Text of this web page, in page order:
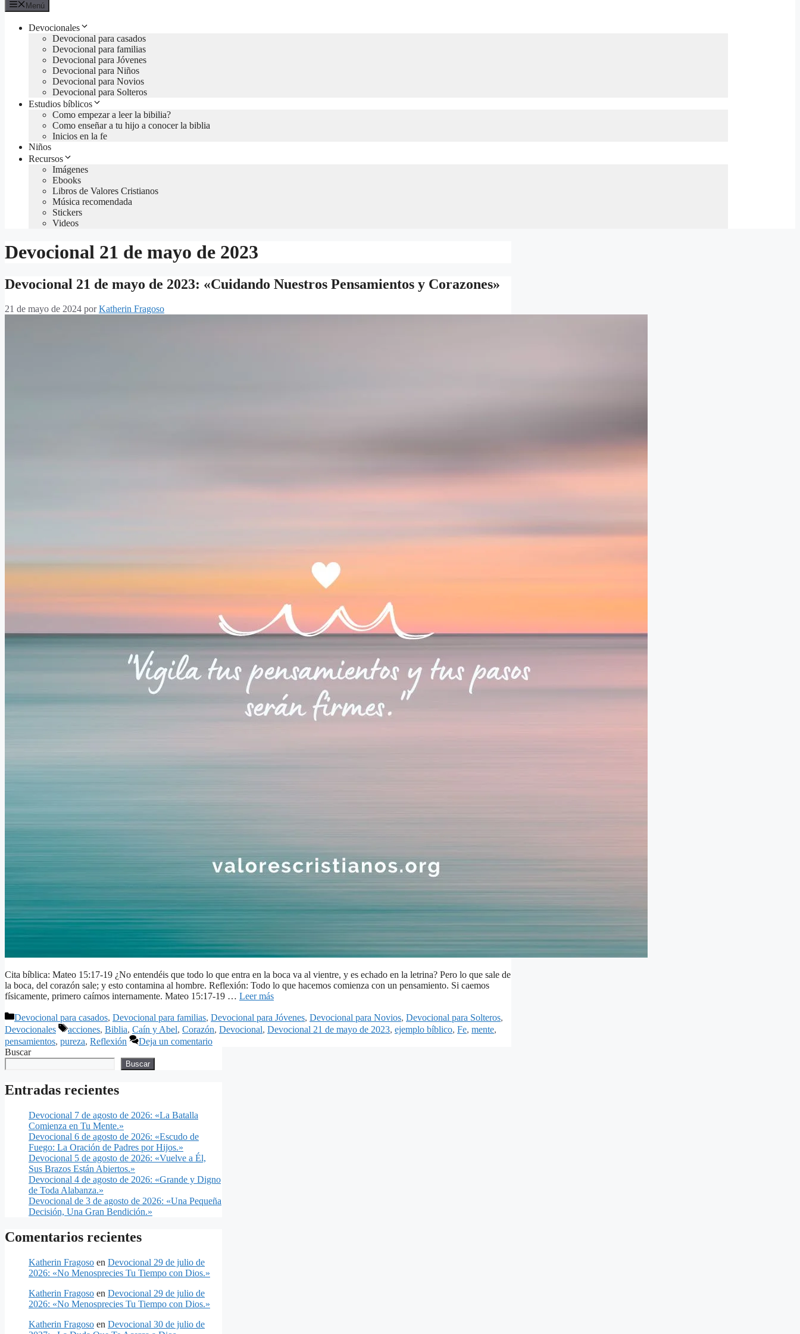
Menú
Devocionales
Devocional para casados
Devocional para familias
Devocional para Jóvenes
Devocional para Niños
Devocional para Novios
Devocional para Solteros
Estudios bíblicos
Como empezar a leer la bibilia?
Como enseñar a tu hijo a conocer la biblia
Inicios en la fe
Niños
Recursos
Imágenes
Ebooks
Libros de Valores Cristianos
Música recomendada
Stickers
Videos
Devocional 21 de mayo de 2023
Devocional 21 de mayo de 2023: «Cuidando Nuestros Pensamientos y Corazones»
21 de mayo de 2024 porKatherin Fragoso
Cita bíblica: Mateo 15:17-19 ¿No entendéis que todo lo que entra en la boca va al vientre, y es echado en la letrina? Pero lo que sale de
la boca, del corazón sale; y esto contamina al hombre. Reflexión: Todo lo que hacemos comienza con un pensamiento. Si caemos
físicamente, primero caímos internamente. Mateo 15:17-19 … Leer más
Categorías
Devocional para casados, Devocional para familias, Devocional para Jóvenes, Devocional para Novios, Devocional para Solteros,
Devocionales
Etiquetas
acciones, Biblia, Caín y Abel, Corazón, Devocional, Devocional 21 de mayo de 2023, ejemplo bíblico, Fe, mente,
pensamientos, pureza, Reflexión
Deja un comentario
Buscar
Buscar
Entradas recientes
Devocional 7 de agosto de 2026: «La Batalla
Comienza en Tu Mente.»
Devocional 6 de agosto de 2026: «Escudo de
Fuego: La Oración de Padres por Hijos.»
Devocional 5 de agosto de 2026: «Vuelve a Él,
Sus Brazos Están Abiertos.»
Devocional 4 de agosto de 2026: «Grande y Digno
de Toda Alabanza.»
Devocional de 3 de agosto de 2026: «Una Pequeña
Decisión, Una Gran Bendición.»
Comentarios recientes
Katherin Fragoso en Devocional 29 de julio de
2026: «No Menosprecies Tu Tiempo con Dios.»
Katherin Fragoso en Devocional 29 de julio de
2026: «No Menosprecies Tu Tiempo con Dios.»
Katherin Fragoso en Devocional 30 de julio de